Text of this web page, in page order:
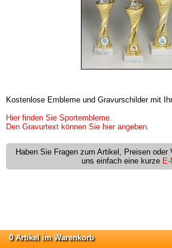
Kostenlose Embleme und Gravurschilder mit
Hier finden Sie Sportembleme.
Den Gravurtext können Sie hier angeben.
Haben Sie Fragen zum Artikel, Preisen oder
uns einfach eine kurze E-
0 Artikel im Warenkorb